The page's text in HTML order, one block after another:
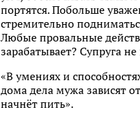
портятся. Побольше
стремительно
Любые провальные
зарабатывает? Супруга
«В умениях и
дома дела мужа зависят
начнёт пить».